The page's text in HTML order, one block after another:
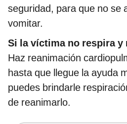
seguridad, para que no se
vomitar.
Si la víctima no respira y
Haz reanimación
hasta que llegue la ayuda
puedes brindarle
de reanimarlo.